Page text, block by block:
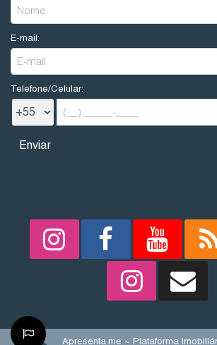
E-mail:
Telefone/Celular:
Apresenta.me ~ Plataforma